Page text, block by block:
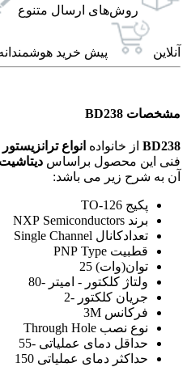
روش‌های ارسال‌ متنوع
آنلاین پیش خرید
مشخصات BD238
BD238 از خانواده انواع
فنی این محصول براساس دیتاشیت
آن به شرح زیر می باشد:
پکیج TO-126
برند NXP Semiconductors
تعدادکانال Single Channel
قطبیت PNP Type
توان(وات) 25
ولتاژ کلکتور - امیتر -80
جریان کلکتور -2
فرکانس 3M
نوع نصب Through Hole
حداقل دمای عملیاتی -55
حداکثر دمای عملیاتی 150